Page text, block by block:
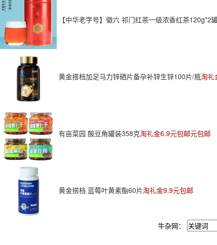
【中华老字号】徽六 祁门红茶一级浓香红茶120g*2
黄金搭档加足马力锌硒片备孕补锌生锌100片/瓶淘礼
有亩菜园 酸豆角罐装358克淘礼金6.9元包邮元包邮
黄金搭档 蓝莓叶黄素酯60片淘礼金9.9元包邮
牛杂网：